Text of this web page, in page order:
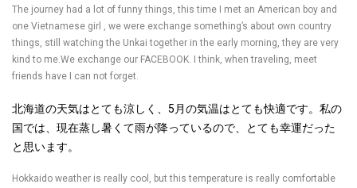
The journey had a lot of funny things, this time I met an American boy and
one Vietnamese girl , we were exchange something’s about own country
things, still watching the Unkai together in the early morning, they are very
kind to me.We exchange our FACEBOOK. I think, when traveling, meet
friends have I can not forget.
北海道の天気はとても涼しく、5月の気温はとても快適です。私の
国では、現在蒸し暑くて雨が降っているので、とても幸運だった
と思います。
Hokkaido weather is really cool, but this temperature is really comfortable